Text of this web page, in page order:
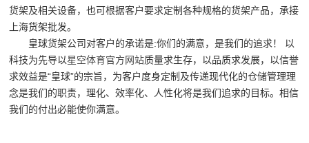
仓
储
货
架|
超
货架及相关设备，也可根据客户要求定制各种规格的货架产品，承接
上海货架批发。
皇球货架公司对客户的承诺是:你们的满意，是我们的追求！ 以
科技为先导以星空体育官方网站质量求生存，以品质求发展，以信誉
求效益是“皇球”的宗旨，为客户度身定制及传递现代化的仓储管理理
念是我们的职责，理化、效率化、人性化将是我们追求的目标。相信
我们的付出必能使你满意。